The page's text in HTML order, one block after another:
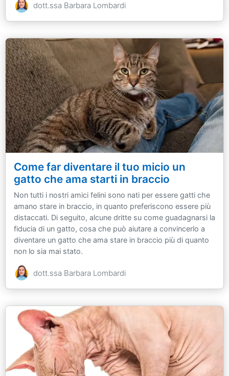
dott.ssa Barbara Lombardi
Come far diventare il tuo micio un
gatto che ama starti in braccio
Non tutti i nostri amici felini sono nati per essere gatti che
amano stare in braccio, in quanto preferiscono essere più
distaccati. Di seguito, alcune dritte su come guadagnarsi la
fiducia di un gatto, cosa che può aiutare a convincerlo a
diventare un gatto che ama stare in braccio più di quanto
non lo sia mai stato.
dott.ssa Barbara Lombardi